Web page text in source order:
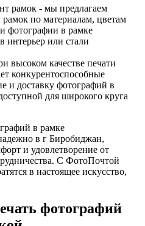
рамок - мы предлагаем
по материалам, цветам
фотографии в рамке
интерьер или стали
высоком качестве печати
конкурентоспособные
и доставку фотографий в
для широкого круга
в рамке
в г Биробиджан,
и удовлетворение от
С ФотоПочтой
в настоящее искусство,
фотографий